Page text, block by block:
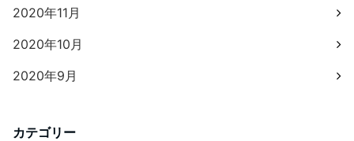
2020年11月
2020年10月
2020年9月
カテゴリー